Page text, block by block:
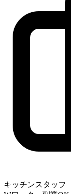
キッチンスタッフ